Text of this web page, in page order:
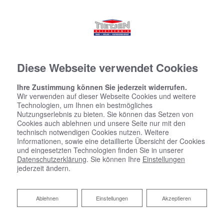
Diese Webseite verwendet Cookies
Ihre Zustimmung können Sie jederzeit widerrufen.
Wir verwenden auf dieser Webseite Cookies und weitere
Technologien, um Ihnen ein bestmögliches
Nutzungserlebnis zu bieten. Sie können das Setzen von
Cookies auch ablehnen und unsere Seite nur mit den
technisch notwendigen Cookies nutzen. Weitere
Informationen, sowie eine detaillierte Übersicht der Cookies
und eingesetzten Technologien finden Sie in unserer
Datenschutzerklärung. Sie können Ihre Einstellungen
jederzeit ändern.
Akzeptieren
Einstellungen
Ablehnen
Ablehnen